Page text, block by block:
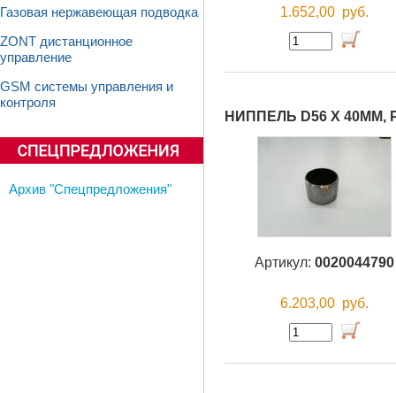
Газовая нержавеющая подводка
ZONT дистанционное
управление
GSM системы управления и
контроля
Архив "Спецпредложения"
1.652,00 руб.
НИППЕЛЬ D56 Х 40ММ,
Артикул: 0020044790
6.203,00 руб.